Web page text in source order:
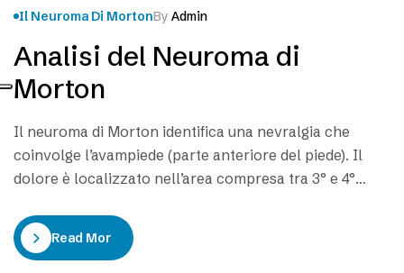
Il Neuroma Di MortonBy Admin
Analisi del Neuroma di
Morton
Il neuroma di Morton identifica una nevralgia che
coinvolge l’avampiede (parte anteriore del piede). Il
dolore è localizzato nell’area compresa tra 3° e 4°
volume di uno dei nervi che attraversano la pianta del
piede. La definizione classica viene spesso sostituita
Read More